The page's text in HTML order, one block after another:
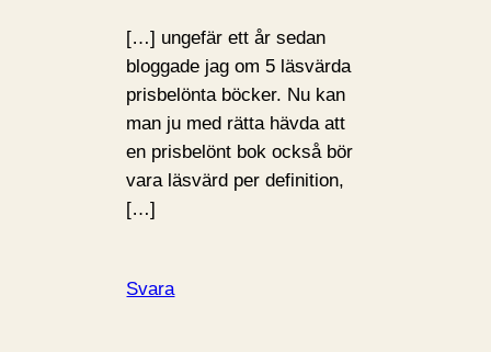
[…] ungefär ett år sedan
bloggade jag om 5 läsvärda
prisbelönta böcker. Nu kan
man ju med rätta hävda att
en prisbelönt bok också bör
vara läsvärd per definition,
[…]
Svara